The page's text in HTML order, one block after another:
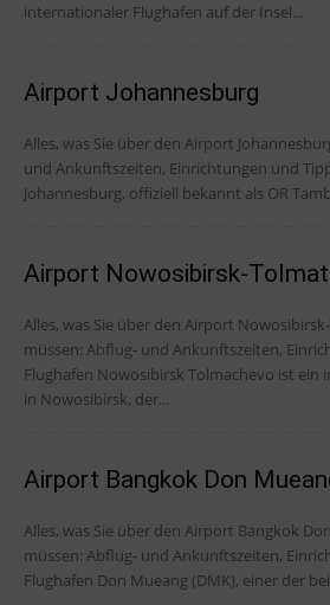
internationaler Flughafen auf der Insel...
Airport Johannesburg
Alles, was Sie über den Airport
und Ankunftszeiten, Einrichtungen und Tipps Der
Johannesburg, offiziell bekannt als OR
Airport Nowosibirsk-
Alles, was Sie über den Airport
müssen: Abflug- und Ankunftszeiten,
Flughafen Nowosibirsk Tolmachevo ist ein
in Nowosibirsk, der...
Airport Bangkok Don
Alles, was Sie über den Airport Bangkok
müssen: Abflug- und Ankunftszeiten,
Flughafen Don Mueang (DMK), einer der